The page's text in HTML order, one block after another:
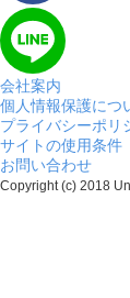
会社案内
個人情報保護につ
プライバシーポリ
サイトの使用条件
お問い合わせ
Copyright (c) 2018